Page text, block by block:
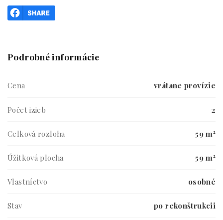
Podrobné informácie
Cena vrátane provízie
Počet izieb 2
Celková rozloha 59 m²
Úžitková plocha 59 m²
Vlastníctvo osobné
Stav po rekonštrukcii